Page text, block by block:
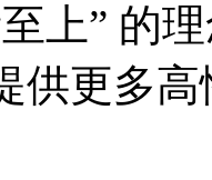
上” 的
供更多